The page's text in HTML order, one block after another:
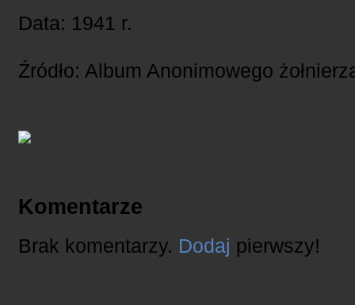
Data: 1941 r.
Źródło: Album Anonimowego
Komentarze
Brak komentarzy. Dodaj pierwszy!